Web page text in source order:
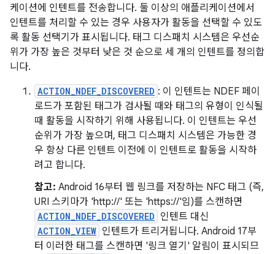
케이션에 인텐트를 전송합니다. 둘 이상의 애플리케이션에서
인텐트를 처리할 수 있는 경우 사용자가 활동을 선택할 수 있도
록 활동 선택기가 표시됩니다. 태그 디스패치 시스템은 우선순
위가 가장 높은 것부터 낮은 것 순으로 세 개의 인텐트를 정의합
니다.
ACTION_NDEF_DISCOVERED : 이 인텐트는 NDEF 페이
로드가 포함된 태그가 검사될 때와 태그의 유형이 인식될
때 활동을 시작하기 위해 사용됩니다. 이 인텐트는 우선
순위가 가장 높으며, 태그 디스패치 시스템은 가능한 경
우 항상 다른 인텐트 이전에 이 인텐트로 활동을 시작하
려고 합니다.
참고: Android 16부터 웹 링크를 저장하는 NFC 태그 (즉,
URI 스키마가 'http://' 또는 'https://'임)를 스캔하면
ACTION_NDEF_DISCOVERED 인텐트 대신
ACTION_VIEW 인텐트가 트리거됩니다. Android 17부
터 이러한 태그를 스캔하면 '링크 열기' 알림이 표시되므